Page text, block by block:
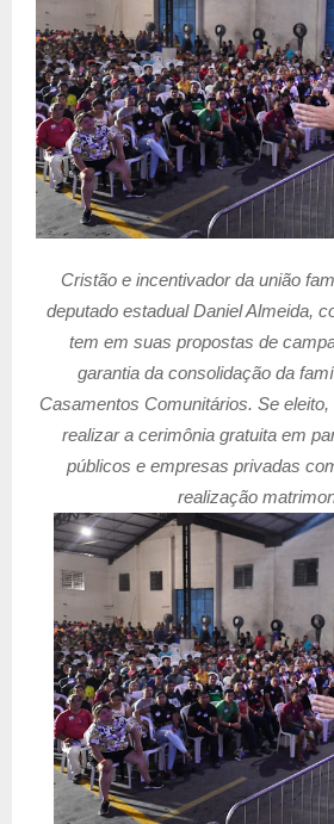
Cristão e incentivador da união
deputado estadual Daniel Almeida,
tem em suas propostas de
garantia da consolidação da
Casamentos Comunitários. Se
realizar a cerimônia gratuita em
públicos e empresas privadas
realização